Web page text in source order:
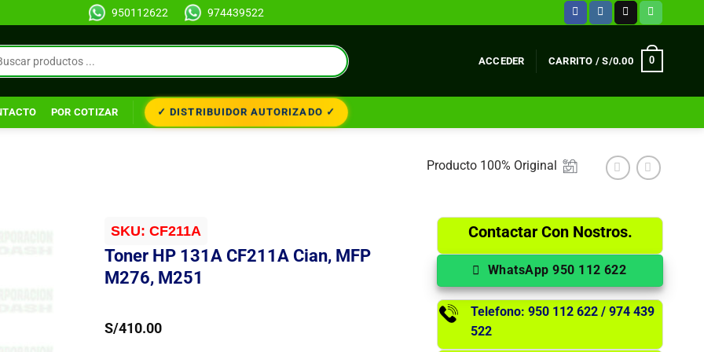
950112622 974439522
ACCEDER CARRITO /S/0.00 0
POR COTIZAR ✓ DISTRIBUIDOR AUTORIZADO ✓
Producto 100% Original
SKU: CF211A
Toner HP 131A CF211A Cian, MFP
M276, M251
S/410.00
Contactar Con Nostros.
WhatsApp 950 112 622
Telefono: 950 112 622 / 974 439
522